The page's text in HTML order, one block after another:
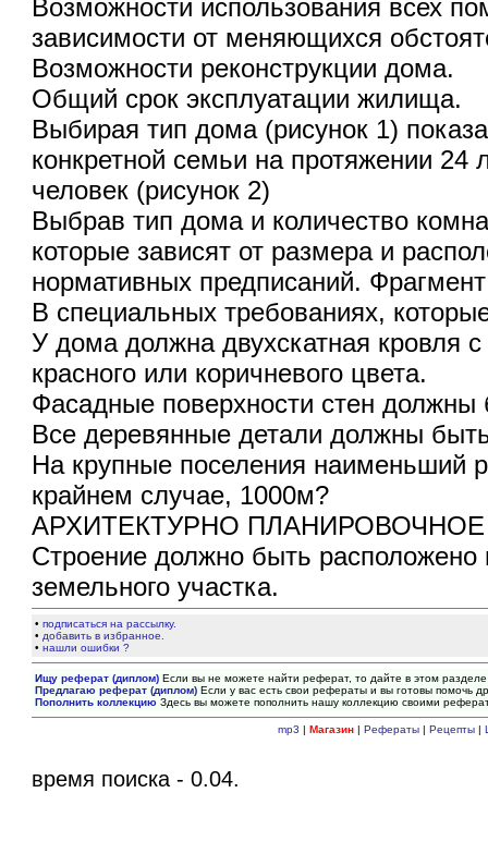
Возможности использования всех
зависимости от меняющихся
Возможности реконструкции дома.
Общий срок эксплуатации жилища.
Выбирая тип дома (рисунок 1)
конкретной семьи на протяжении
человек (рисунок 2)
Выбрав тип дома и количество
которые зависят от размера и
нормативных предписаний.
В специальных требованиях,
У дома должна двухскатная кровля
красного или коричневого цвета.
Фасадные поверхности стен
Все деревянные детали должны
На крупные поселения наименьший
крайнем случае, 1000м?
АРХИТЕКТУРНО
Строение должно быть
земельного участка.
•подписаться на рассылку.
• добавить в избранное.
•нашли ошибки ?
Ищу реферат (диплом) Если вы не можете найти реферат, то дайте в этом
Предлагаю реферат (диплом) Если у вас есть свои рефераты и вы готовы помочь
Пополнить коллекцию Здесь вы можете пополнить нашу коллекцию своими
mp3 | Магазин| Рефераты| Рецепты|
время поиска - 0.04.